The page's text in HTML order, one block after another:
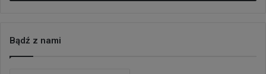
Bądź z nami